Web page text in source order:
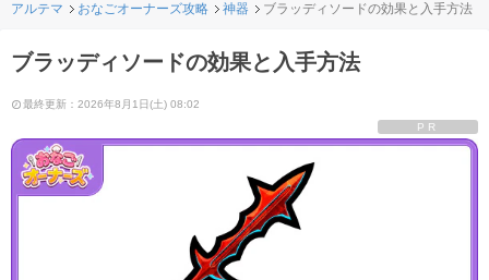
アルテマ おなごオーナーズ攻略 神器 ブラッディソードの効果と入手方法
ブラッディソードの効果と入手方法
最終更新：2026年8月1日(土) 08:02
PR